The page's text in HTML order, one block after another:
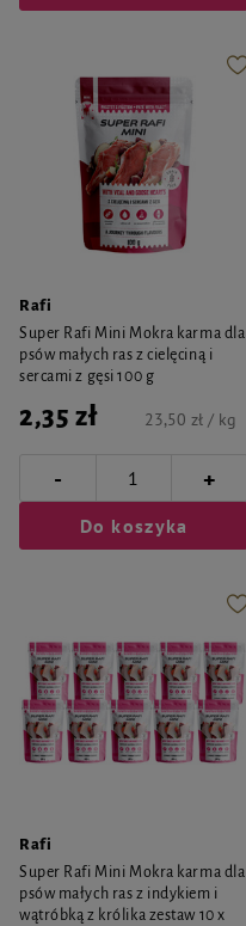
Rafi
Super Rafi Mini Mokra karma dla
psów małych ras z cielęciną i
sercami z gęsi 100 g
2,35 zł 23,50 zł / kg
- +
Do koszyka
Rafi
Super Rafi Mini Mokra karma dla
psów małych ras z indykiem i
wątróbką z królika zestaw 10 x